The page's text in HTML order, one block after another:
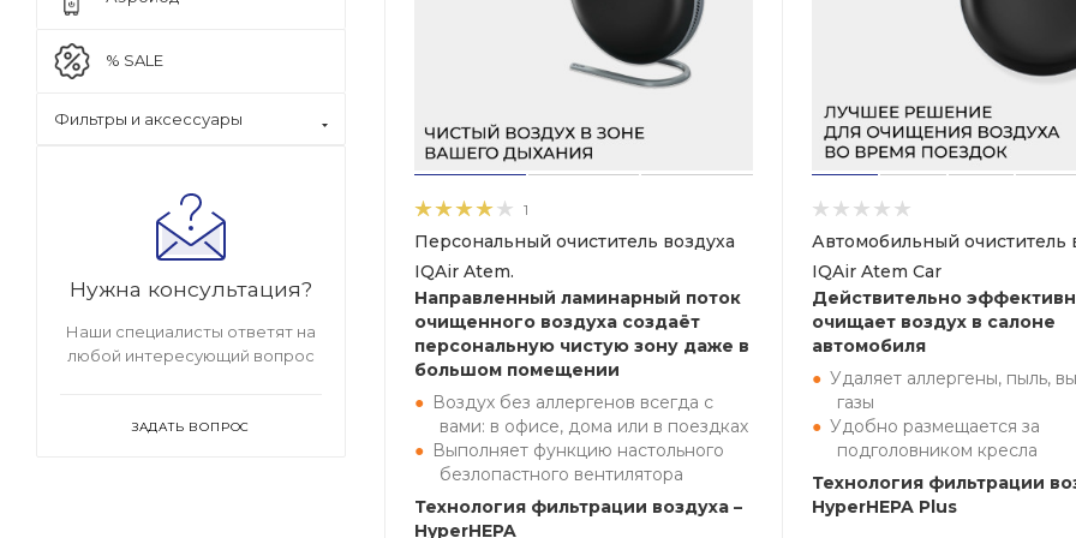
1
Персональный очиститель воздуха
IQAir Atem.
Направленный ламинарный поток
очищенного воздуха создаёт
персональную чистую зону даже в
большом помещении
Воздух без аллергенов всегда с
вами: в офисе, дома или в поездках
Выполняет функцию настольного
безлопастного вентилятора
Технология фильтрации воздуха –
HyperHEPA
Автомобильный очиститель
IQAir Atem Car
Действительно
очищает воздух в салоне
автомобиля
Удаляет аллергены, пыль,
газы
Удобно размещается за
подголовником кресла
Технология фильтрации
HyperHEPA Plus
% SALE
Фильтры и аксессуары
Нужна консультация?
Наши специалисты ответят на
любой интересующий вопрос
ЗАДАТЬ ВОПРОС